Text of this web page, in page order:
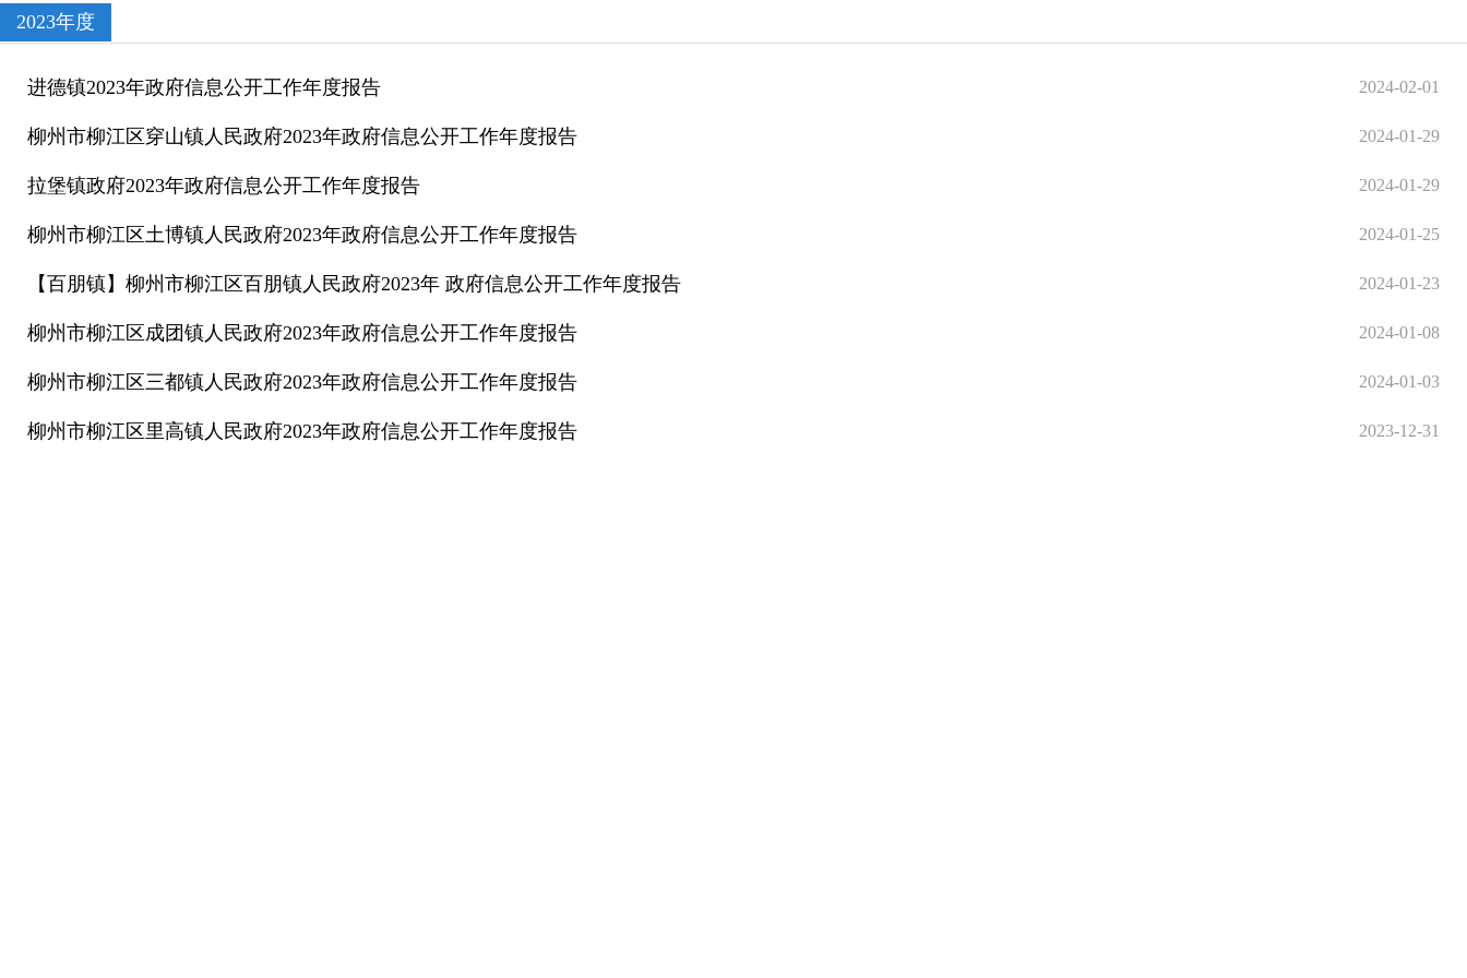
2023年度
进德镇2023年政府信息公开工作年度报告 2024-02-01
柳州市柳江区穿山镇人民政府2023年政府信息公开工作年度报告 2024-01-29
拉堡镇政府2023年政府信息公开工作年度报告 2024-01-29
柳州市柳江区土博镇人民政府2023年政府信息公开工作年度报告 2024-01-25
【百朋镇】柳州市柳江区百朋镇人民政府2023年 政府信息公开工作年度报告 2024-01-23
柳州市柳江区成团镇人民政府2023年政府信息公开工作年度报告 2024-01-08
柳州市柳江区三都镇人民政府2023年政府信息公开工作年度报告 2024-01-03
柳州市柳江区里高镇人民政府2023年政府信息公开工作年度报告 2023-12-31